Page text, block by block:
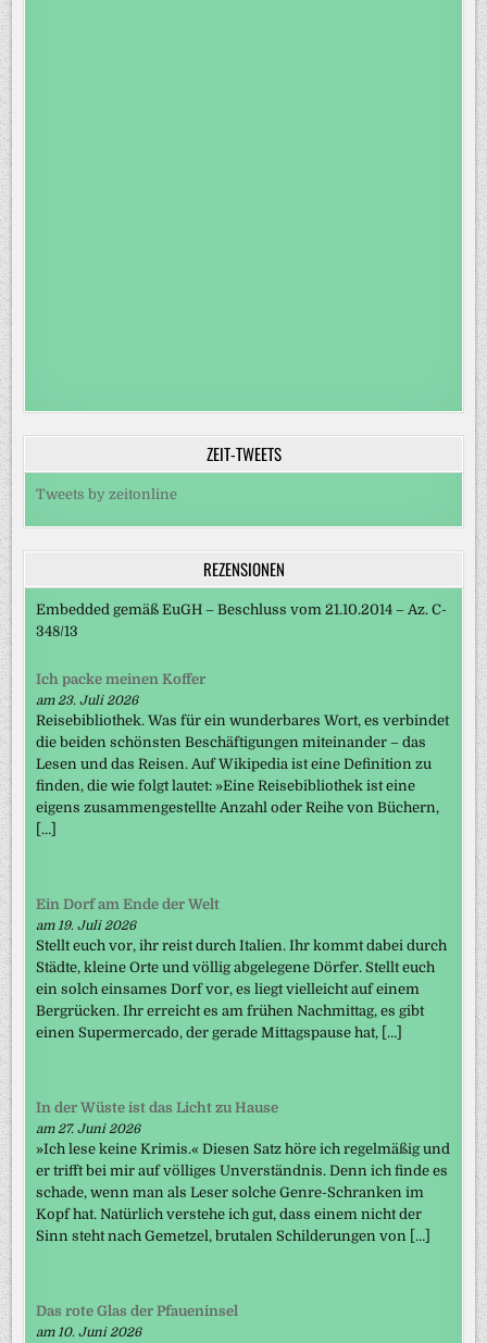
ZEIT-TWEETS
Tweets by zeitonline
REZENSIONEN
Embedded gemäß EuGH – Beschluss vom 21.10.2014 – Az. C-
348/13
Ich packe meinen Koffer
am 23. Juli 2026
Reisebibliothek. Was für ein wunderbares Wort, es verbindet
die beiden schönsten Beschäftigungen miteinander – das
Lesen und das Reisen. Auf Wikipedia ist eine Definition zu
finden, die wie folgt lautet: »Eine Reisebibliothek ist eine
eigens zusammengestellte Anzahl oder Reihe von Büchern,
[…]
Ein Dorf am Ende der Welt
am 19. Juli 2026
Stellt euch vor, ihr reist durch Italien. Ihr kommt dabei durch
Städte, kleine Orte und völlig abgelegene Dörfer. Stellt euch
ein solch einsames Dorf vor, es liegt vielleicht auf einem
Bergrücken. Ihr erreicht es am frühen Nachmittag, es gibt
einen Supermercado, der gerade Mittagspause hat, […]
In der Wüste ist das Licht zu Hause
am 27. Juni 2026
»Ich lese keine Krimis.« Diesen Satz höre ich regelmäßig und
er trifft bei mir auf völliges Unverständnis. Denn ich finde es
schade, wenn man als Leser solche Genre-Schranken im
Kopf hat. Natürlich verstehe ich gut, dass einem nicht der
Sinn steht nach Gemetzel, brutalen Schilderungen von […]
Das rote Glas der Pfaueninsel
am 10. Juni 2026